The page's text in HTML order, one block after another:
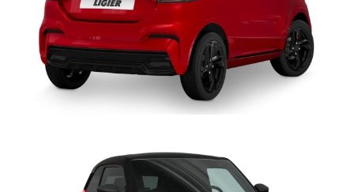
un solo dito: lo sforzo a veicolo fermo è costante sino a fine
corsa ed è fino a 10 volte minore rispetto ai veicoli non
equipaggiati; così anche i conducenti alle prime esperienze di
guida guadagnano dimestichezza nel parcheggio.
INTEGRAZIONE SMARTPHONE AVANZATA >
Avviare la
navigazione GPS con Waze o Maps, ascoltare la musica preferita
AppleCarPlay eAndroidAutonon è necessario impugnare
il telefono per approfittare della moltitudine di applicazioni